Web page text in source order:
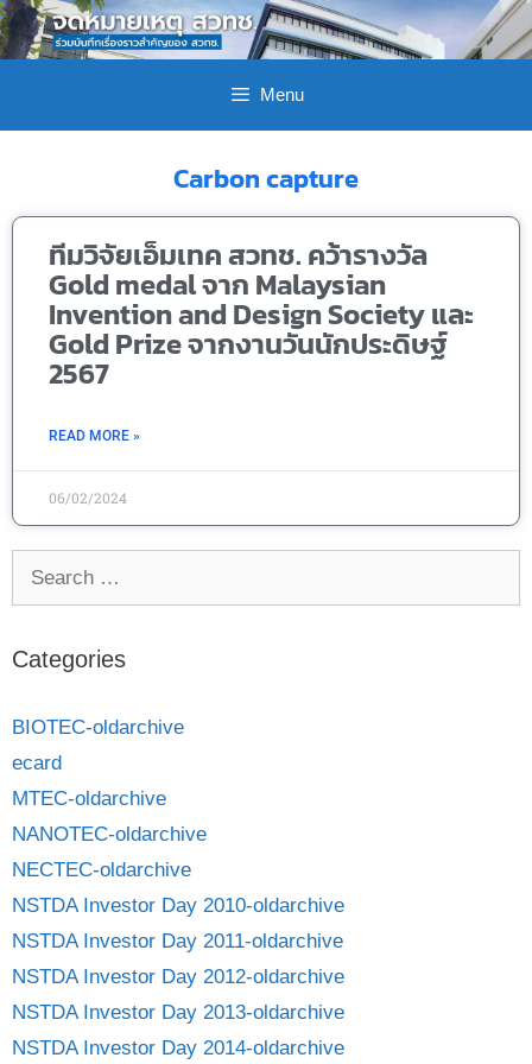
Menu
Carbon capture
ทีมวิจัยเอ็มเทค สวทช. คว้ารางวัล
Gold medal จาก Malaysian
Invention and Design Society และ
Gold Prize จากงานวันนักประดิษฐ์
2567
READ MORE »
06/02/2024
Categories
BIOTEC-oldarchive
ecard
MTEC-oldarchive
NANOTEC-oldarchive
NECTEC-oldarchive
NSTDA Investor Day 2010-oldarchive
NSTDA Investor Day 2011-oldarchive
NSTDA Investor Day 2012-oldarchive
NSTDA Investor Day 2013-oldarchive
NSTDA Investor Day 2014-oldarchive